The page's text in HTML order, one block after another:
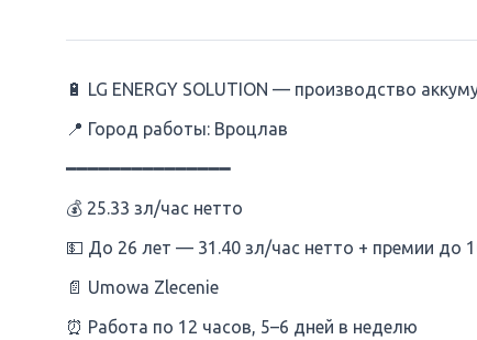
🔋 LG ENERGY SOLUTION — производство
📍 Город работы: Вроцлав
━━━━━━━━━━━━━━━
💰 25.33 зл/час нетто
💵 До 26 лет — 31.40 зл/час нетто + премии до
📄 Umowa Zlecenie
⏰ Работа по 12 часов, 5–6 дней в неделю